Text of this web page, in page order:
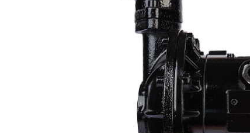
气动隔膜泵QBK-32铸铁泵-产品优势